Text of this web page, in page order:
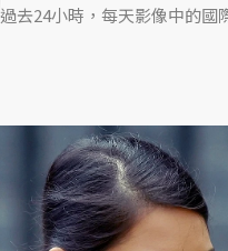
過去24小時，每天影像中的國